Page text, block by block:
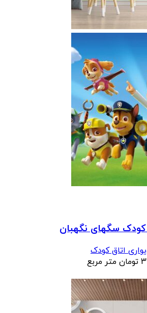
کودک سگهای نگهبان
اتاق کودک
تومانمحدوده
260000 تومان
تا
327000 تومان
متر مربع